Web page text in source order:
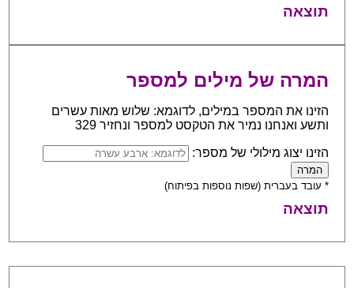
תוצאה
המרה של מילים למספר
הזינו את המספר במילים, לדוגמא: שלוש מאות עשרים
ותשע ואנחנו נמיר את הטקסט למספר ונחזיר 329
הזינו יצוג מילולי של מספר:
* עובד בעברית (שפות נוספות בפיתוח)
תוצאה